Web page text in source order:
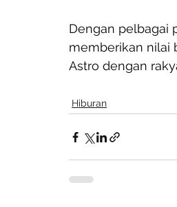
Dengan pelbagai
memberikan nilai
Astro dengan
Hiburan